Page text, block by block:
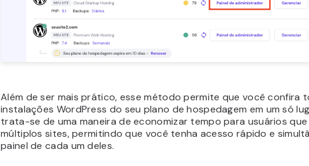
Além de ser mais prático, esse método permite que você confira
instalações WordPress do seu plano de hospedagem em um só
trata-se de uma maneira de economizar tempo para usuários que
múltiplos sites, permitindo que você tenha acesso rápido e
painel de cada um deles.